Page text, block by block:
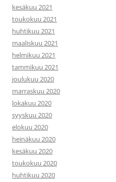
kesäkuu 2021
toukokuu 2021
huhtikuu 2021
maaliskuu 2021
helmikuu 2021
tammikuu 2021
joulukuu 2020
marraskuu 2020
lokakuu 2020
syyskuu 2020
elokuu 2020
heinäkuu 2020
kesäkuu 2020
toukokuu 2020
huhtikuu 2020